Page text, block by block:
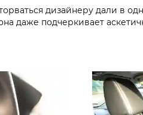
дизайнеру дали в
даже подчеркивает